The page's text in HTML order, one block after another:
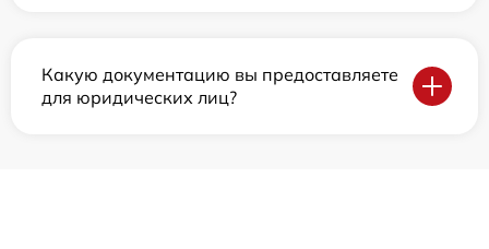
Какую документацию вы предоставляете
для юридических лиц?